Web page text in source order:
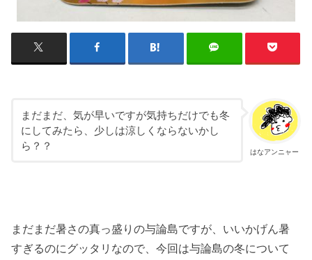
はなアンニャー
まだまだ、気が早いですが気持ちだけでも冬
にしてみたら、少しは涼しくならないかし
ら？？
まだまだ暑さの真っ盛りの与論島ですが、いいかげん暑
すぎるのにグッタリなので、今回は与論島の冬について